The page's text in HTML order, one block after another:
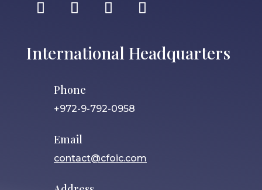
International Headquarters
Phone
+972-9-792-0958
Email
contact@cfoic.com